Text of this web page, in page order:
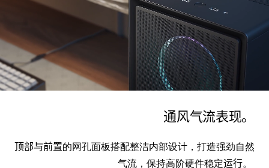
通风气流表现。
顶部与前置的网孔面板搭配整洁内部设计，打造强劲自然
气流，保持高阶硬件稳定运行。